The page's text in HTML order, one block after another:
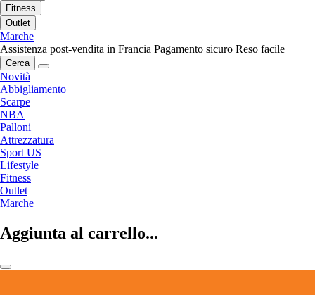
Fitness
Outlet
Marche
Assistenza post-vendita in Francia Pagamento sicuro Reso facile
Cerca
Novità
Abbigliamento
Scarpe
NBA
Palloni
Attrezzatura
Sport US
Lifestyle
Fitness
Outlet
Marche
Aggiunta al carrello...